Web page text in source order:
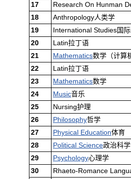
17
Research On Hunman
18
Anthropology人类学
19
International Studies国
20
Latin拉丁语
21
Mathematics数学（计算
22
Latin拉丁语
23
Mathematics数学
24
Music音乐
25
Nursing护理
26
Philosophy哲学
27
Physical Education体育
28
Political Science政治科学
29
Psychology心理学
30
Rhaeto-Romance